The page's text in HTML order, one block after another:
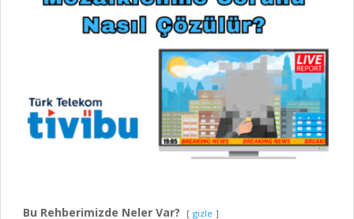
Bu Rehberimizde Neler Var? gizle